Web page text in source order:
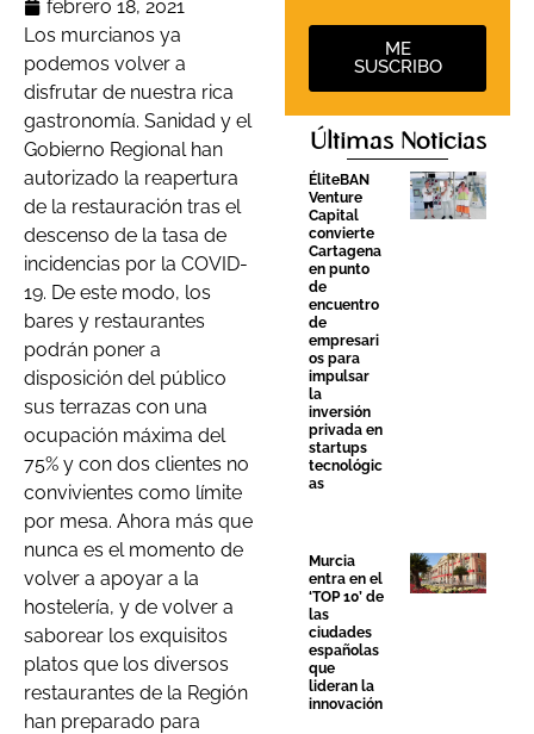
febrero 18, 2021
Los murcianos ya
podemos volver a
disfrutar de nuestra rica
gastronomía. Sanidad y el
Gobierno Regional han
autorizado la reapertura
de la restauración tras el
descenso de la tasa de
incidencias por la COVID-
19. De este modo, los
bares y restaurantes
podrán poner a
disposición del público
sus terrazas con una
ocupación máxima del
75% y con dos clientes no
convivientes como límite
por mesa. Ahora más que
nunca es el momento de
volver a apoyar a la
hostelería, y de volver a
saborear los exquisitos
platos que los diversos
restaurantes de la Región
han preparado para
ME
SUSCRIBO
Últimas Noticias
ÉliteBAN
Venture
Capital
convierte
Cartagena
en punto
de
encuentro
de
empresari
os para
impulsar
la
inversión
privada en
startups
tecnológic
as
Murcia
entra en el
‘TOP 10’ de
las
ciudades
españolas
que
lideran la
innovación